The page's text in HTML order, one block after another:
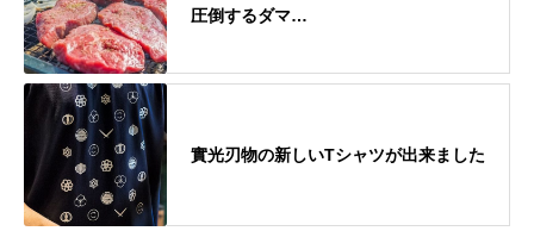
圧倒するダマ…
實光刃物の新しいTシャツが出来ました